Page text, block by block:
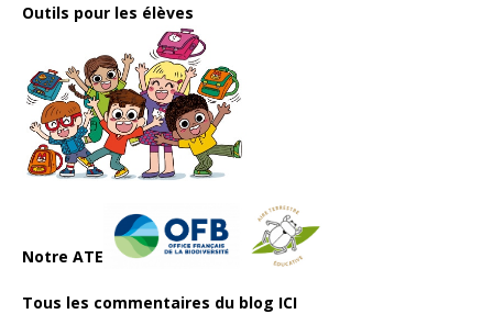
Outils pour les élèves
Notre ATE
Tous les commentaires du blog ICI